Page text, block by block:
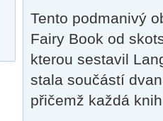
Tento podmanivý
Fairy Book od
kterou sestavil
stala součástí
přičemž každá